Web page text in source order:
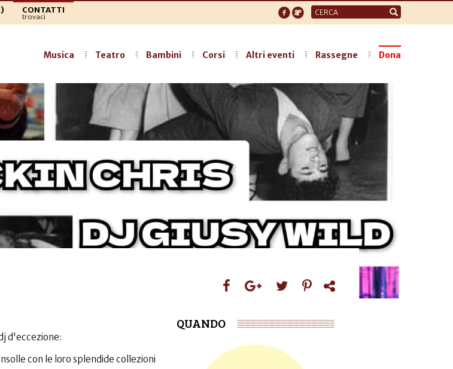
CONTATTI
trovaci
Form
di
Musica Teatro Bambini Corsi Altri eventi Rassegne Dona
d'eccezione:
con le loro splendide collezioni
QUANDO